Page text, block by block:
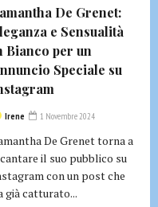
De Grenet:
e Sensualità
Bianco per un
Speciale su
Irene 1 Novembre 2024
De Grenet torna a
il suo pubblico su
con un post che
già catturato...